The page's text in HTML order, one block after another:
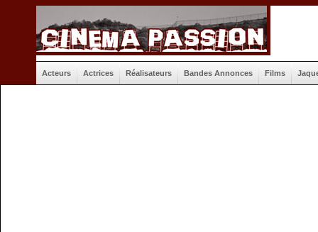
Acteurs Actrices Réalisateurs Bandes Annonces Films